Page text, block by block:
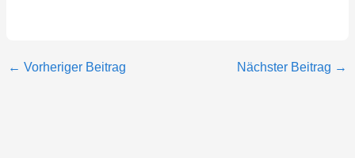
← Vorheriger Beitrag Nächster Beitrag →